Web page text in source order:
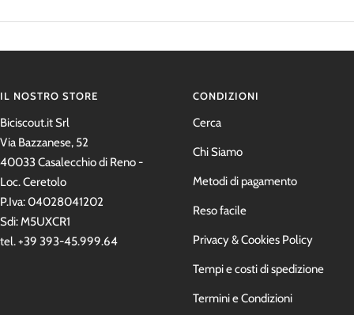
IL NOSTRO STORE
Biciscout.it Srl
Via Bazzanese, 52
40033 Casalecchio di Reno -
Loc. Ceretolo
P.Iva: 04028041202
Sdi: M5UXCR1
tel. +39 393-45.999.64
CONDIZIONI
Cerca
Chi Siamo
Metodi di pagamento
Reso facile
Privacy & Cookies Policy
Tempi e costi di spedizione
Termini e Condizioni